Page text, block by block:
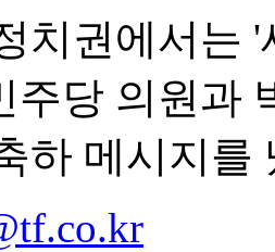
치권에서는
주당 의원과
하 메시지를